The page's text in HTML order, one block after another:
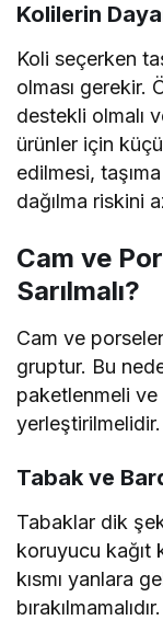
Kolilerin
Koli seçerken
olması gerekir.
destekli olmalı
ürünler için
edilmesi,
dağılma riskini
Cam ve
Sarılmalı?
Cam ve
gruptur. Bu
paketlenmeli
yerleştirilmelidir.
Tabak ve
Tabaklar dik
koruyucu kağıt
kısmı yanlara